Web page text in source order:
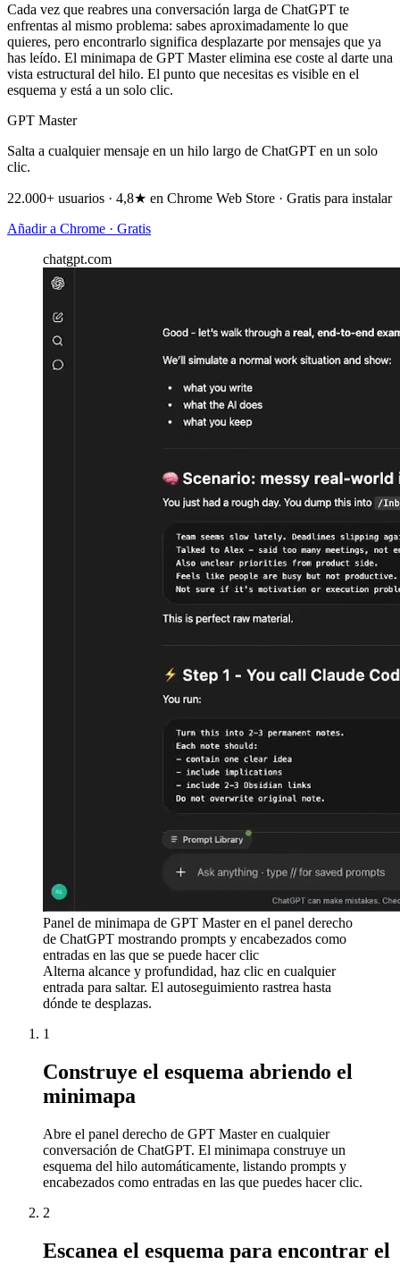
Cada vez que reabres una conversación larga de ChatGPT te
enfrentas al mismo problema: sabes aproximadamente lo que
quieres, pero encontrarlo significa desplazarte por mensajes que ya
has leído. El minimapa de GPT Master elimina ese coste al darte una
vista estructural del hilo. El punto que necesitas es visible en el
esquema y está a un solo clic.
GPT Master
Salta a cualquier mensaje en un hilo largo de ChatGPT en un solo
clic.
22.000+ usuarios · 4,8★ en Chrome Web Store · Gratis para instalar
Añadir a Chrome · Gratis
chatgpt.com
Panel de minimapa de GPT Master en el panel derecho
de ChatGPT mostrando prompts y encabezados como
entradas en las que se puede hacer clic
Alterna alcance y profundidad, haz clic en cualquier
entrada para saltar. El autoseguimiento rastrea hasta
dónde te desplazas.
1
Construye el esquema abriendo el
minimapa
Abre el panel derecho de GPT Master en cualquier
conversación de ChatGPT. El minimapa construye un
esquema del hilo automáticamente, listando prompts y
encabezados como entradas en las que puedes hacer clic.
2
Escanea el esquema para encontrar el